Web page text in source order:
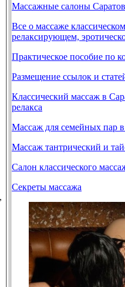
Массажные салоны
Все о массаже
релаксирующем,
Практическое пособие по
Размещение ссылок и
Классический массаж в
релакса
Массаж для семейных пар
Массаж тантрический и
Салон классического
Секреты массажа